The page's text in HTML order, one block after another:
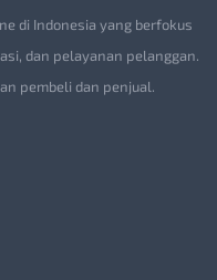
di Indonesia yang berfokus
dan pelayanan pelanggan.
pembeli dan penjual.